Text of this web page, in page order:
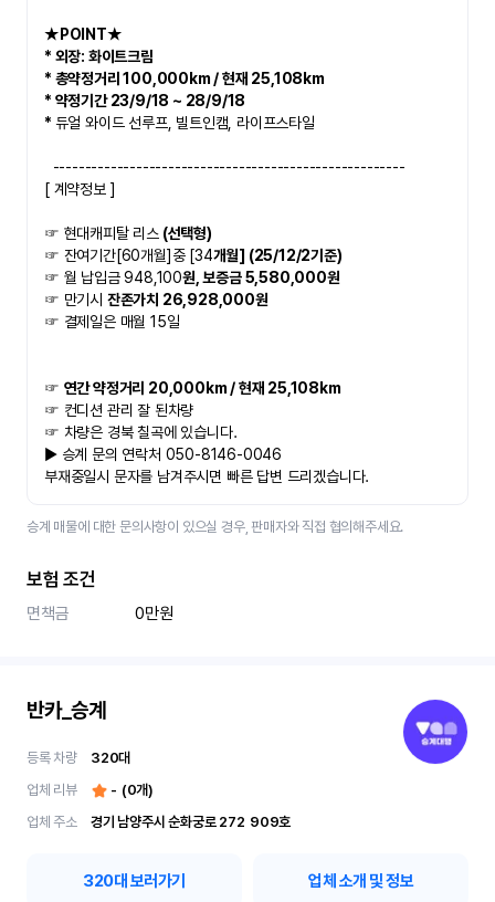
★POINT★
* 외장: 화이트크림
* 총약정거리 100,000km / 현재 25,108km
* ​ 약정기간 23/9/18 ~ 28/9/18
* 듀얼 와이드 선루프, 빌트인캠, 라이프스타일
-------------------------------------------------------
[ 계약정보 ]
☞ 현대캐피탈 리스 (선택형)
☞ 잔여기간[60개월]중 [34개월] (25/12/2기준)
☞ 월 납입금 948,100원, 보증금 5,580,000원
☞ 만기시 잔존가치 26,928,000원
☞ 결제일은 매월 15일
☞ 연간 약정거리 20,000km / 현재 25,108km
☞ 컨디션 관리 잘 된차량
☞ 차량은 경북 칠곡에 있습니다.
▶ 승계 문의 연락처 050-8146-0046
부재중일시 문자를 남겨주시면 빠른 답변 드리겠습니다.
승계 매물에 대한 문의사항이 있으실 경우, 판매자와 직접 협의해주세요.
보험 조건
면책금 0만원
반카_승계
등록 차량 320대
업체 리뷰
- (0개)
업체 주소
경기 남양주시 순화궁로 272	909호
320대 보러가기 업체 소개 및 정보